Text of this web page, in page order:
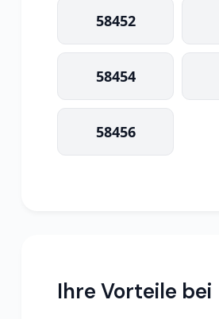
58452
58454
58456
Ihre Vorteile bei